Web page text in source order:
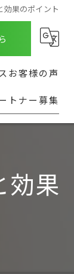
効果のポイント
お客様の声
ある質問
トナー募集
効果